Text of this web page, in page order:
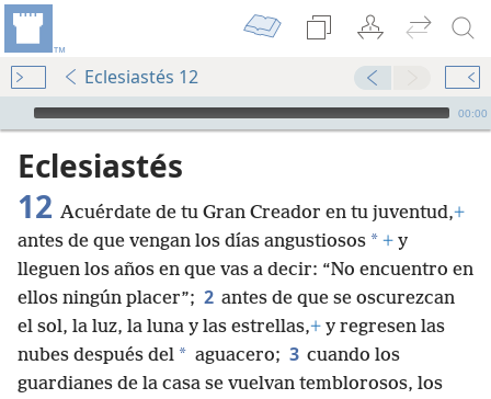
Eclesiastés 12
Audio Player
00:00
Eclesiastés
12 Acuérdate de tu Gran Creador en tu juventud,+
antes de que vengan los días angustiosos * + y
lleguen los años en que vas a decir: “No encuentro en
ellos ningún placer”; 2 antes de que se oscurezcan
el sol, la luz, la luna y las estrellas,+ y regresen las
nubes después del * aguacero; 3 cuando los
guardianes de la casa se vuelvan temblorosos, los